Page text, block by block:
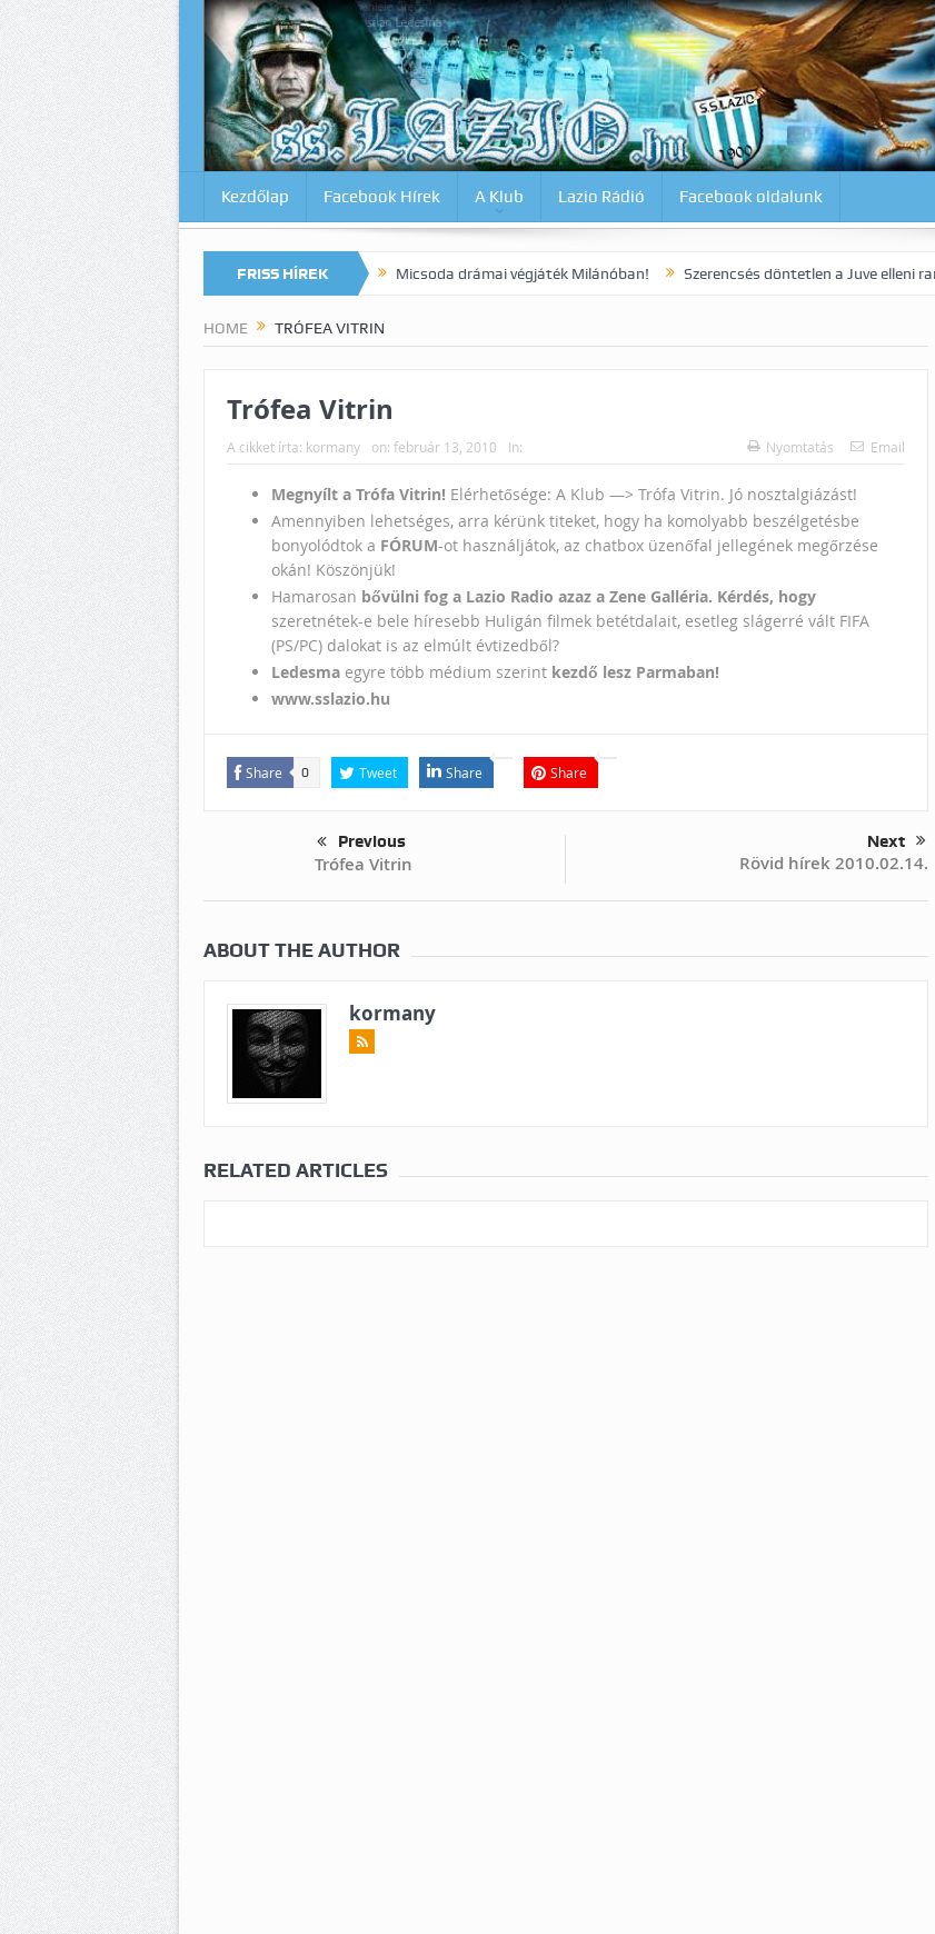
Kezdőlap Facebook Hírek A Klub Lazio Rádió Facebook oldalunk
FRISS HÍREK
az Inter ellen? Lazio-Lecce 0:1 Micsoda drámai végjáték Milánóban! Szerencsés döntetlen a Juve elleni rangadón!
HOME TRÓFEA VITRIN
Trófea Vitrin
A cikket írta: kormany on: február 13, 2010 In: Nyomtatás Email
Megnyílt a Trófa Vitrin! Elérhetősége: A Klub —> Trófa Vitrin. Jó nosztalgiázást!
Amennyiben lehetséges, arra kérünk titeket, hogy ha komolyabb beszélgetésbe
bonyolódtok a FÓRUM-ot használjátok, az chatbox üzenőfal jellegének megőrzése
okán! Köszönjük!
Hamarosan bővülni fog a Lazio Radio azaz a Zene Galléria. Kérdés, hogy
szeretnétek-e bele híresebb Huligán filmek betétdalait, esetleg slágerré vált FIFA
(PS/PC) dalokat is az elmúlt évtizedből?
Ledesma egyre több médium szerint kezdő lesz Parmaban!
www.sslazio.hu
Share 0 Tweet Share Share
Previous
Trófea Vitrin
Next
Rövid hírek 2010.02.14.
ABOUT THE AUTHOR
kormany
RELATED ARTICLES